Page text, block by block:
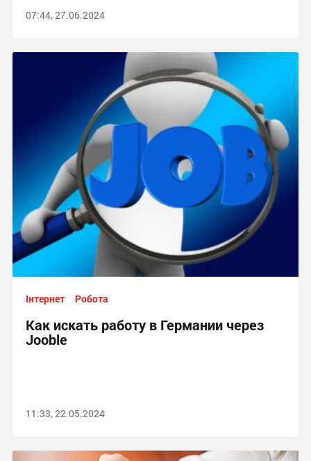
07:44, 27.06.2024
Інтернет Робота
Как искать работу в Германии через
Jooble
11:33, 22.05.2024